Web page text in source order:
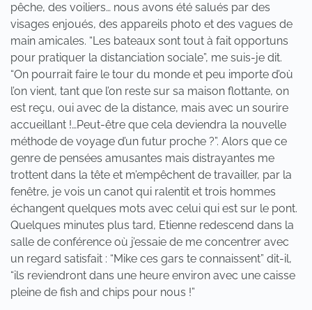
pêche, des voiliers… nous avons été salués par des
visages enjoués, des appareils photo et des vagues de
main amicales. “Les bateaux sont tout à fait opportuns
pour pratiquer la distanciation sociale”, me suis-je dit.
“On pourrait faire le tour du monde et peu importe d’où
l’on vient, tant que l’on reste sur sa maison flottante, on
est reçu, oui avec de la distance, mais avec un sourire
accueillant !…Peut-être que cela deviendra la nouvelle
méthode de voyage d’un futur proche ?”. Alors que ce
genre de pensées amusantes mais distrayantes me
trottent dans la tête et m’empêchent de travailler, par la
fenêtre, je vois un canot qui ralentit et trois hommes
échangent quelques mots avec celui qui est sur le pont.
Quelques minutes plus tard, Etienne redescend dans la
salle de conférence où j’essaie de me concentrer avec
un regard satisfait : “Mike ces gars te connaissent” dit-il,
“ils reviendront dans une heure environ avec une caisse
pleine de fish and chips pour nous !”